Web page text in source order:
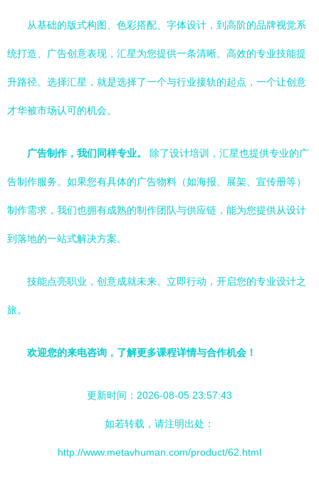
从基础的版式构图、色彩搭配、字体设计，到高阶的品牌视觉系
统打造、广告创意表现，汇星为您提供一条清晰、高效的专业技能提
升路径。选择汇星，就是选择了一个与行业接轨的起点，一个让创意
才华被市场认可的机会。
广告制作，我们同样专业。 除了设计培训，汇星也提供专业的广
告制作服务。如果您有具体的广告物料（如海报、展架、宣传册等）
制作需求，我们也拥有成熟的制作团队与供应链，能为您提供从设计
到落地的一站式解决方案。
技能点亮职业，创意成就未来。立即行动，开启您的专业设计之
旅。
欢迎您的来电咨询，了解更多课程详情与合作机会！
更新时间：2026-08-05 23:57:43
如若转载，请注明出处：
http://www.metavhuman.com/product/62.html